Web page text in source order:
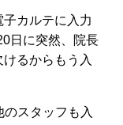
カルテに入力
日に突然、院長
るからもう入
スタッフも入